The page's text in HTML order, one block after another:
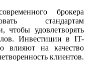
брокера
стандартам
чтобы удовлетворять
Инвестиции в IT-
влияют на качество
клиентов.